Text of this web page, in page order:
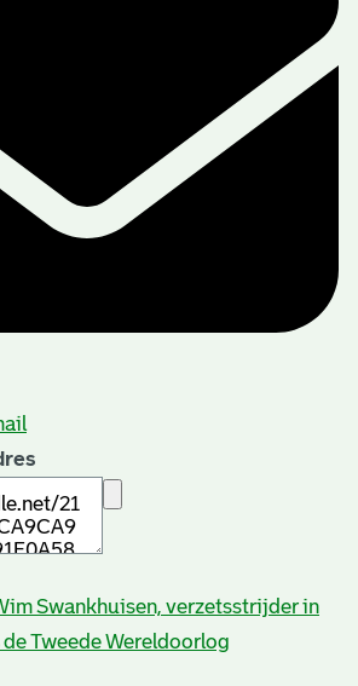
Swankhuisen, verzetsstrijder in
Tweede Wereldoorlog